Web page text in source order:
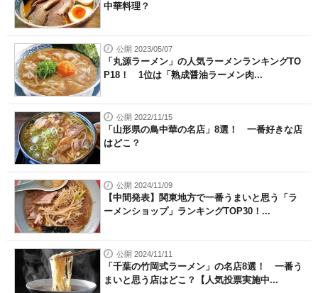
中華料理？
公開 2023/05/07
「丸源ラーメン」の人気ラーメンランキングTO
P18！ 1位は「熟成醤油ラーメン肉...
公開 2022/11/15
「山形県の鳥中華の名店」8選！ 一番好きな店
はどこ？
公開 2024/11/09
【中間発表】関東地方で一番うまいと思う「ラ
ーメンショップ」ランキングTOP30！...
公開 2024/11/11
「千葉の竹岡式ラーメン」の名店8選！ 一番う
まいと思う店はどこ？【人気投票実施中...